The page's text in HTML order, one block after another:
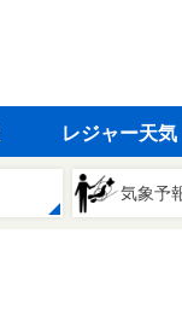
レジャー天気
気象予